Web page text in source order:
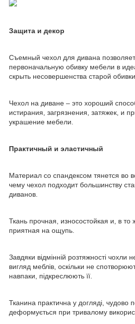
Защита и декор
Съемный чехол для дивана
первоначальную обивку мебели в
скрыть несовершенства старой обивки.
Чехол на диване – это хороший
истирания, загрязнения, затяжек, и
украшение мебели.
Практичный и эластичный
Материал со спандексом тянется во
чему чехол подходит большинству
диванов.
Ткань прочная, износостойкая и, в
приятная на ощупь.
Завдяки відмінній розтяжності чохли
вигляд меблів, оскільки не
навпаки, підкреслюють її.
Тканина практична у догляді, чудово
деформується при тривалому